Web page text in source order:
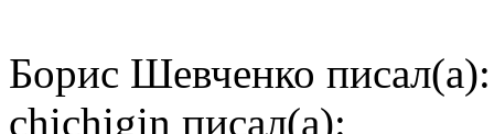
Борис Шевченко писал(а):
chichigin писал(а):